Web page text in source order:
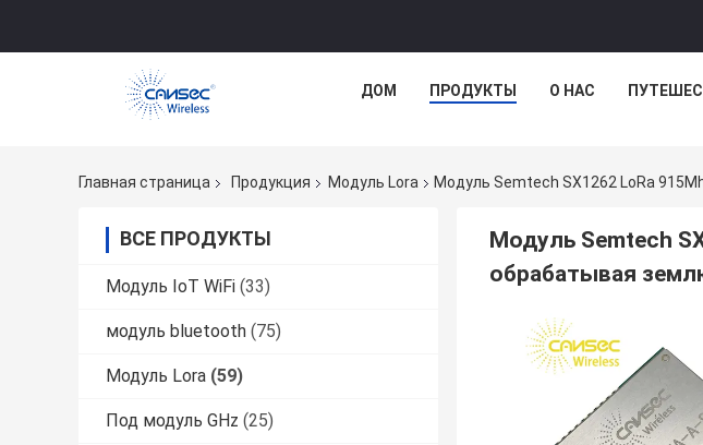
ДОМ ПРОДУКТЫ О НАС
Главная страница Продукция Модуль Lora Модуль Semtech SX1262 LoRa
ВСЕ ПРОДУКТЫ
Модуль IoT WiFi (33)
модуль bluetooth (75)
Модуль Lora (59)
Под модуль GHz (25)
Модуль Semtech
обрабатывая